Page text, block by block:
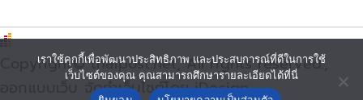
Copyright© thaipost.net, All rights reserved.,
ออกแบบเว็บ จัดทำเว็บไซต์โดย iDesign
เราใช้คุกกี้เพื่อพัฒนาประสิทธิภาพ และประสบการณ์ที่ดีในการใช้
เว็บไซต์ของคุณ คุณสามารถศึกษารายละเอียดได้ที่นี่